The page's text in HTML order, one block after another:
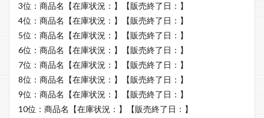
3位：商品名【在庫状況：】【販売終了日：】
4位：商品名【在庫状況：】【販売終了日：】
5位：商品名【在庫状況：】【販売終了日：】
6位：商品名【在庫状況：】【販売終了日：】
7位：商品名【在庫状況：】【販売終了日：】
8位：商品名【在庫状況：】【販売終了日：】
9位：商品名【在庫状況：】【販売終了日：】
10位：商品名【在庫状況：】【販売終了日：】